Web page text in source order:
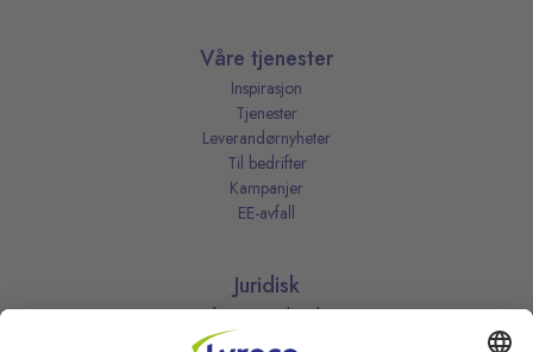
Våre tjenester
Inspirasjon
Tjenester
Leverandørnyheter
Til bedrifter
Kampanjer
EE-avfall
Juridisk
Informasjonskapsler
Kjøpsbetingelser